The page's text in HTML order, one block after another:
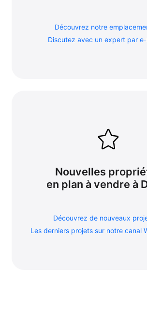
Découvrez notre
Discutez avec un expert par
Nouvelles
en plan à vendre à
Découvrez de nouveaux
Les derniers projets sur notre canal